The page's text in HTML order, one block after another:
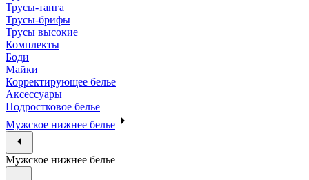
Трусы-танга
Трусы-брифы
Трусы высокие
Комплекты
Боди
Майки
Корректирующее белье
Аксессуары
Подростковое белье
Мужское нижнее белье
Мужское нижнее белье